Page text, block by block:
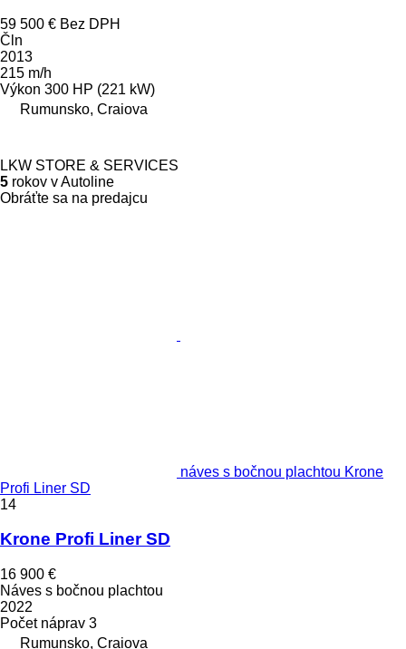
59 500 € Bez DPH
Čln
2013
215 m/h
Výkon 300 HP (221 kW)
Rumunsko, Craiova
LKW STORE & SERVICES
5 rokov v Autoline
Obráťte sa na predajcu
náves s bočnou plachtou Krone
Profi Liner SD
14
Krone Profi Liner SD
16 900 €
Náves s bočnou plachtou
2022
Počet náprav 3
Rumunsko, Craiova